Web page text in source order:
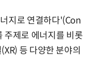
지로 연결하다'(Con
제로 에너지를 비롯
등 다양한 분야의